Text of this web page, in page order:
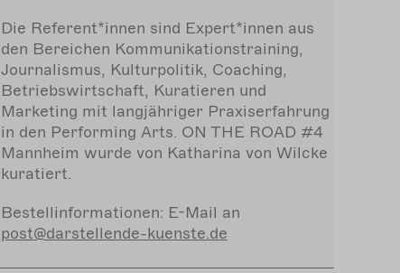
Die Referent*innen sind Expert*innen aus
den Bereichen Kommunikationstraining,
Journalismus, Kulturpolitik, Coaching,
Betriebswirtschaft, Kuratieren und
Marketing mit langjähriger Praxiserfahrung
in den Performing Arts. ON THE ROAD #4
Mannheim wurde von Katharina von Wilcke
kuratiert.
Bestellinformationen: E-Mail an
post@darstellende-kuenste.de